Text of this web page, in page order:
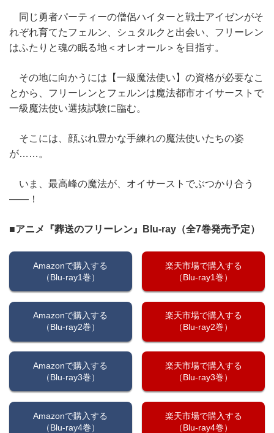
同じ勇者パーティーの僧侶ハイターと戦士アイゼンがそ
れぞれ育てたフェルン、シュタルクと出会い、フリーレン
はふたりと魂の眠る地＜オレオール＞を目指す。
その地に向かうには【一級魔法使い】の資格が必要なこ
とから、フリーレンとフェルンは魔法都市オイサーストで
一級魔法使い選抜試験に臨む。
そこには、顔ぶれ豊かな手練れの魔法使いたちの姿
が……。
いま、最高峰の魔法が、オイサーストでぶつかり合う
――！
■アニメ『葬送のフリーレン』Blu-ray（全7巻発売予定）
Amazonで購入する
（Blu-ray1巻）
楽天市場で購入する
（Blu-ray1巻）
Amazonで購入する
（Blu-ray2巻）
楽天市場で購入する
（Blu-ray2巻）
Amazonで購入する
（Blu-ray3巻）
楽天市場で購入する
（Blu-ray3巻）
Amazonで購入する
（Blu-ray4巻）
楽天市場で購入する
（Blu-ray4巻）